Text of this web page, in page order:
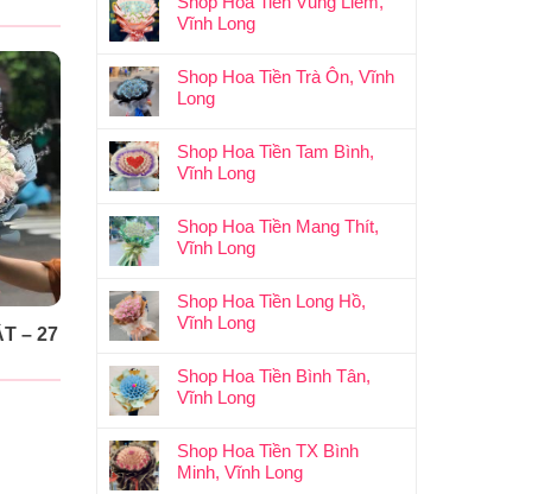
Vĩnh Long
Shop Hoa Tiền Trà Ôn, Vĩnh
Long
Shop Hoa Tiền Tam Bình,
Vĩnh Long
Shop Hoa Tiền Mang Thít,
Vĩnh Long
Shop Hoa Tiền Long Hồ,
Vĩnh Long
Shop Hoa Tiền Bình Tân,
Vĩnh Long
Shop Hoa Tiền TX Bình
Minh, Vĩnh Long
– 27